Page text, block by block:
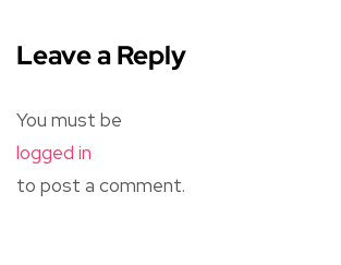
Leave a Reply
You must be
logged in
to post a comment.